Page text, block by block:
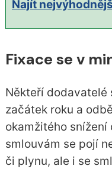
Najít
Fixace se v
Někteří dodavatelé
začátek roku a
okamžitého snížení
smlouvám se pojí
či plynu, ale i se